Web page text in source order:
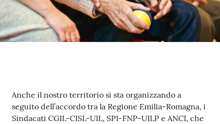
Contenuto
Anche il nostro territorio si sta organizzando a
seguito dell’accordo tra la Regione Emilia-Romagna, i
Sindacati CGIL-CISL-UIL, SPI-FNP-UILP e ANCI, che